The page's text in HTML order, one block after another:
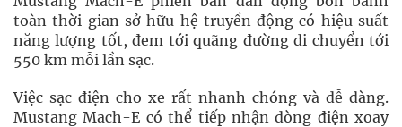
toàn thời gian sở hữu hệ truyền động có hiệu suất
năng lượng tốt, đem tới quãng đường di chuyển tới
550 km mỗi lần sạc.
Việc sạc điện cho xe rất nhanh chóng và dễ dàng.
Mustang Mach-E có thể tiếp nhận dòng điện xoay